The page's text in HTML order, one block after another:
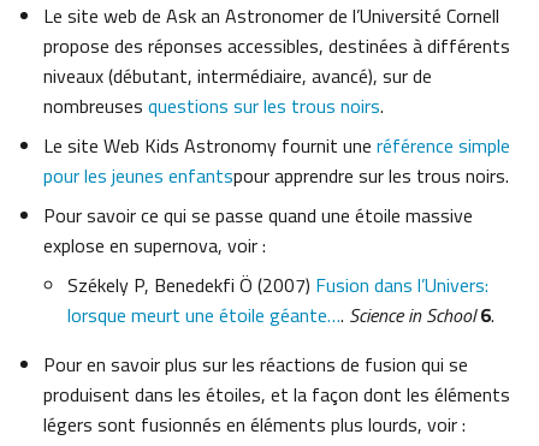
Le site web de Ask an Astronomer de l’Université Cornell
propose des réponses accessibles, destinées à différents
niveaux (débutant, intermédiaire, avancé), sur de
nombreuses questions sur les trous noirs.
Le site Web Kids Astronomy fournit une référence simple
pour les jeunes enfantspour apprendre sur les trous noirs.
Pour savoir ce qui se passe quand une étoile massive
explose en supernova, voir :
Székely P, Benedekfi Ö (2007) Fusion dans l’Univers:
lorsque meurt une étoile géante…. Science in School 6.
Pour en savoir plus sur les réactions de fusion qui se
produisent dans les étoiles, et la façon dont les éléments
légers sont fusionnés en éléments plus lourds, voir :